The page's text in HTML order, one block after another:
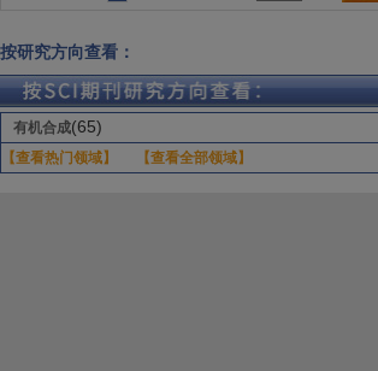
按研究方向查看：
有机合成(65)
【查看热门领域】 【查看全部领域】